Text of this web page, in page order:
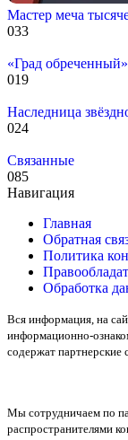
Мастер меча
033
«Град обреченный»
019
Наследница
024
Связанные
085
Навигация
Главная
Обратная
Политика
Обработка
Вся информация, на
информационно-
содержат партнерские
Мы сотрудничаем по
распространителями